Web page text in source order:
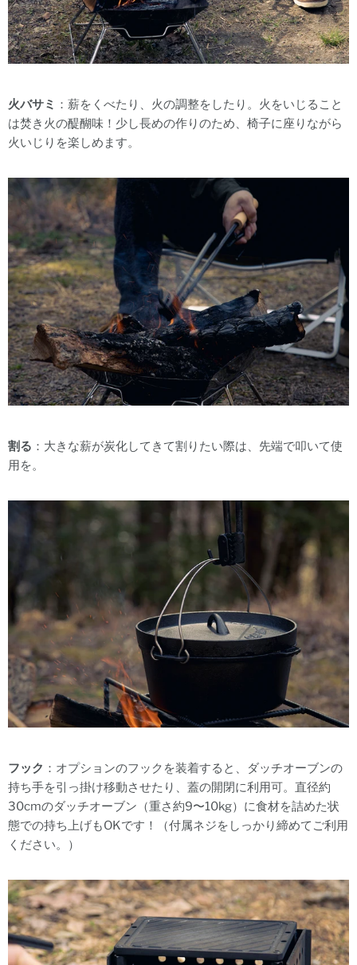
火バサミ ：薪をくべたり、火の調整をしたり。火をいじること
は焚き火の醍醐味！少し長めの作りのため、椅子に座りながら
火いじりを楽しめます。
割る ：大きな薪が炭化してきて割りたい際は、先端で叩いて使
用を。
フック ： オプションのフックを装着すると、
ダッチオーブンの
持ち手を引っ掛け移動させたり、蓋の開閉に利用可。 直径約
30cmのダッチオーブン（重さ約9〜10kg）に食材を詰めた状
態での持ち上げもOKです！（付属ネジをしっかり締めてご利用
ください。）